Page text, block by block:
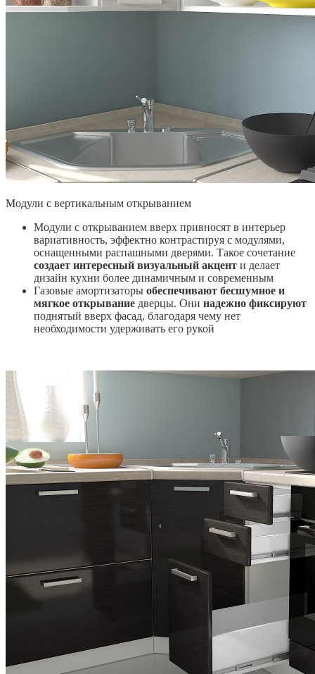
Модули с вертикальным открыванием
Модули с открыванием вверх привносят в интерьер
вариативность, эффектно контрастируя с модулями,
оснащенными распашными дверями. Такое сочетание
создает интересный визуальный акцент и делает
дизайн кухни более динамичным и современным
Газовые амортизаторы обеспечивают бесшумное и
мягкое открывание дверцы. Они надежно фиксируют
поднятый вверх фасад, благодаря чему нет
необходимости удерживать его рукой